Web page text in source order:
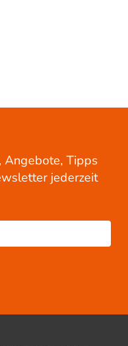
Angebote, Tipps
jederzeit